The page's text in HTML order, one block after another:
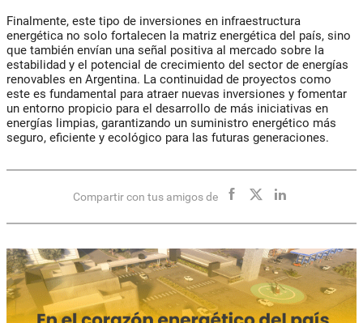
Finalmente, este tipo de inversiones en infraestructura
energética no solo fortalecen la matriz energética del país, sino
que también envían una señal positiva al mercado sobre la
estabilidad y el potencial de crecimiento del sector de energías
renovables en Argentina. La continuidad de proyectos como
este es fundamental para atraer nuevas inversiones y fomentar
un entorno propicio para el desarrollo de más iniciativas en
energías limpias, garantizando un suministro energético más
seguro, eficiente y ecológico para las futuras generaciones.
Compartir con tus amigos de